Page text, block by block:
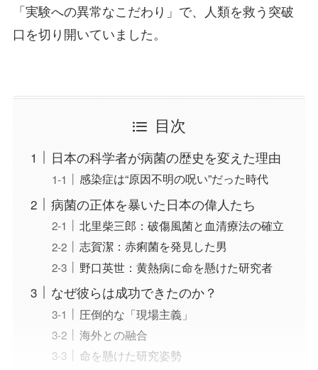
「実験への異常なこだわり」で、人類を救う突破
口を切り開いていました。
目次
日本の科学者が病菌の歴史を変えた理由
感染症は“原因不明の呪い”だった時代
病菌の正体を暴いた日本の偉人たち
北里柴三郎：破傷風菌と血清療法の確立
志賀潔：赤痢菌を発見した男
野口英世：黄熱病に命を懸けた研究者
なぜ彼らは成功できたのか？
圧倒的な「現場主義」
海外との融合
命を懸けた研究姿勢